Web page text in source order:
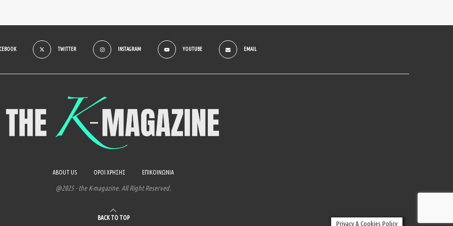
TWITTER INSTAGRAM YOUTUBE EMAIL
ABOUT US ΟΡΟΙ ΧΡΗΣΗΣ ΕΠΙΚΟΙΝΩΝΙΑ
@2025 - the K-magazine. All Right Reserved.
BACK TO TOP
Privacy & Cookies Policy